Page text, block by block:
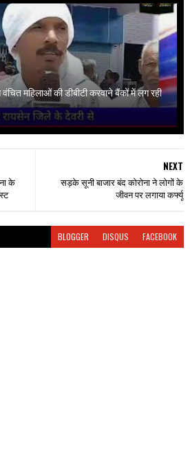
महिलाओं की डीबीटी करवाने बैंकों में लग रही
NEXT
सड़के सूनी बाजार बंद कोरोना ने लोगों के
जीवन पर लगाया कर्फ्यू
के
BLOGGER DISQUS FACEBOOK